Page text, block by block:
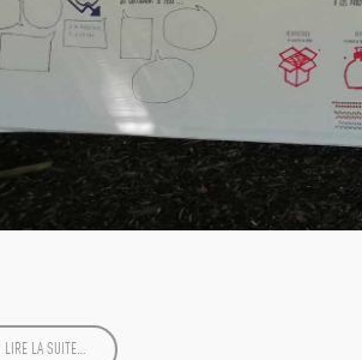
LIRE LA SUITE…